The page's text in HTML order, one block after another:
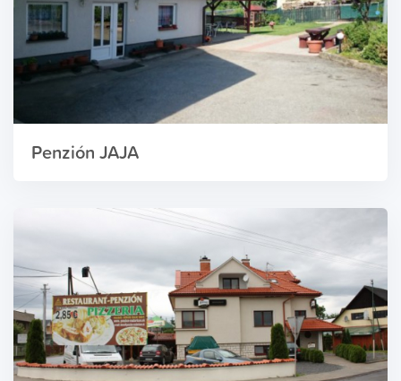
Penzión JAJA